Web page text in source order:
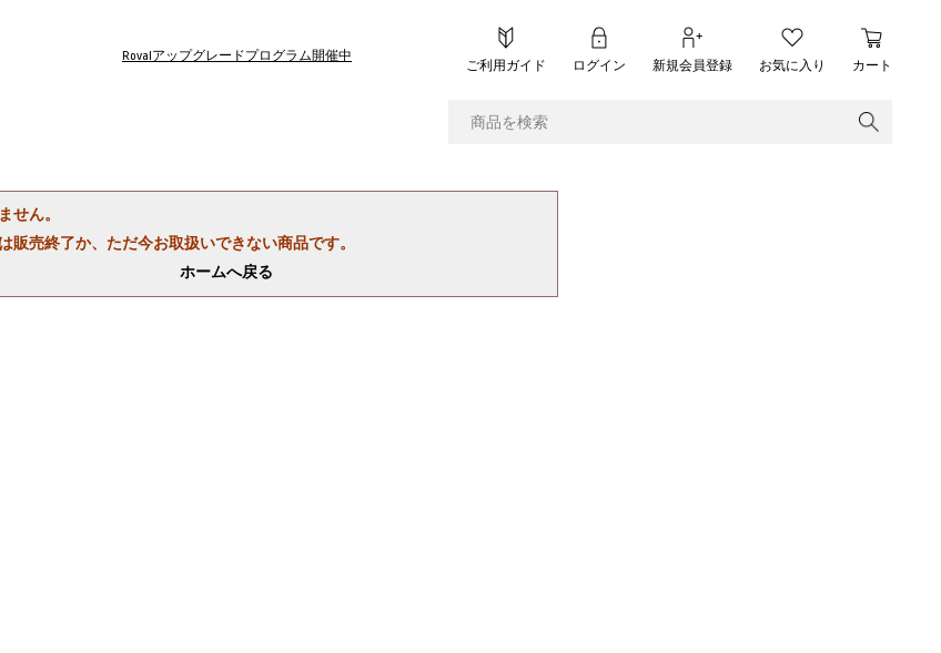
Rovalアップグレードプログラム開催中
ご利用ガイド ログイン 新規会員登録 お気に入り カート
せん。
販売終了か、ただ今お取扱いできない商品です。
ホームへ戻る